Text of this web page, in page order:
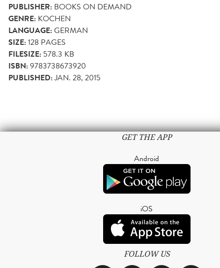
PUBLISHER: BOOKS ON DEMAND
GENRE: KOCHEN
LANGUAGE:GERMAN
SIZE:128 PAGES
FILESIZE: 578.3 KB
ISBN:9783738673920
PUBLISHED:JAN. 28, 2015
GET THE APP
Android
iOS
FOLLOW US